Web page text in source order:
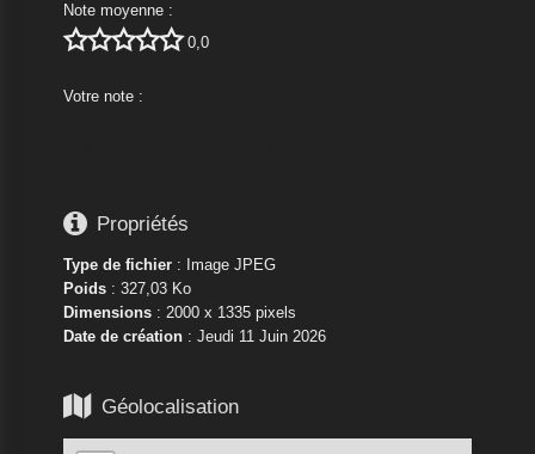
Note moyenne :
 0,0
Votre note :
 Propriétés
Type de fichier: Image JPEG
Poids: 327,03 Ko
Dimensions: 2000 x 1335 pixels
Date de création: Jeudi 11 Juin 2026
 Géolocalisation